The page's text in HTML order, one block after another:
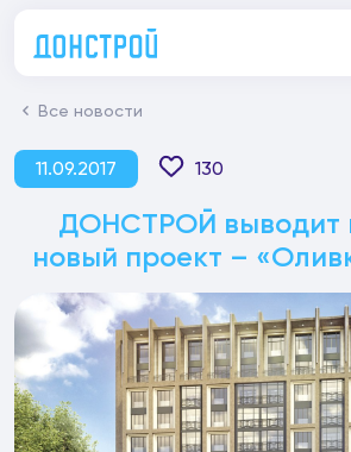
Все новости
11.09.2017 130
ДОНСТРОЙ выводит
новый проект –